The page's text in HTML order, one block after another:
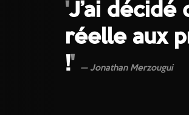
'J’ai décidé
réelle aux
!' Jonathan Merzougui